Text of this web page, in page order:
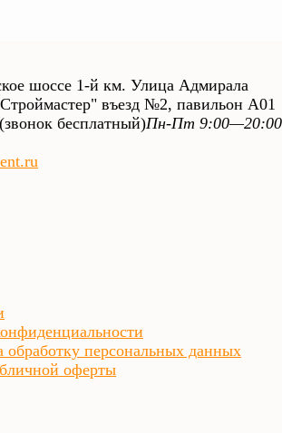
шоссе 1-й км. Улица Адмирала
въезд №2, павильон А01
(звонок бесплатный)Пн-Пт
обработку персональных данных
оферты